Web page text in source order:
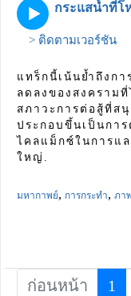
กระแสน้ำที่โ
> ติดตามเวอร์ชัน
แทร็กนี้เน้นย้ำถึงกา
ลดลงของสงคราม
สภาวะการต่อสู้
ประกอบขึ้นเป็นกา
ไคลแม็กซ์ในการแ
ใหญ่.
มหากาพย์, การกระทำ, ภา
ก่อนหน้า 1